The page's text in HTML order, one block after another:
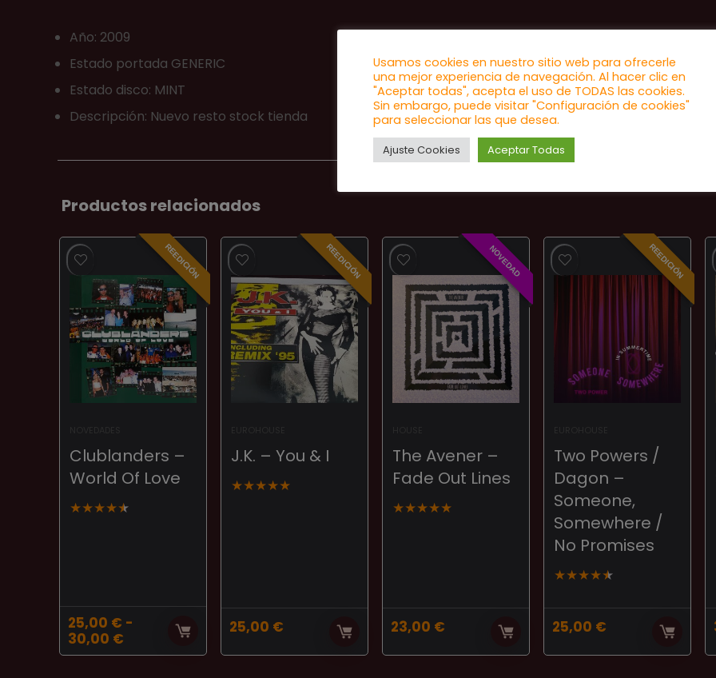
Año: 2009
Estado portada GENERIC
Estado disco: MINT
Descripción: Nuevo resto stock tienda
Productos relacionados
REEDICIÓN
Clublanders ‎–
World Of Love
★★★★★
25,00 € -
30,00 €Rango
de
REEDICIÓN
J.K. ‎– You & I
★★★★★
25,00 €
NOVEDAD
The Avener –
Fade Out Lines
★★★★★
23,00 €
REEDICIÓN
Two Powers /
Dagon –
Someone,
Somewhere /
No Promises
★★★★★
25,00 €
Usamos cookies en nuestro sitio web para ofrecerle
una mejor experiencia de navegación. Al hacer clic en
"Aceptar todas", acepta el uso de TODAS las cookies.
Sin embargo, puede visitar "Configuración de cookies"
para seleccionar las que desea.
Ajuste Cookies Aceptar Todas